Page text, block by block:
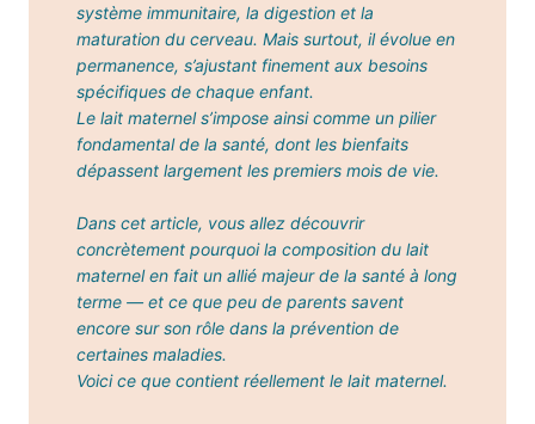
système immunitaire, la digestion et la
maturation du cerveau. Mais surtout, il évolue en
permanence, s’ajustant finement aux besoins
spécifiques de chaque enfant.
Le lait maternel s’impose ainsi comme un pilier
fondamental de la santé, dont les bienfaits
dépassent largement les premiers mois de vie.
Dans cet article, vous allez découvrir
concrètement pourquoi la composition du lait
maternel en fait un allié majeur de la santé à long
terme — et ce que peu de parents savent
encore sur son rôle dans la prévention de
certaines maladies.
Voici ce que contient réellement le lait maternel.